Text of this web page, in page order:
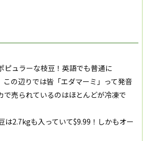
ピュラーな枝豆！英語でも普通に
この辺りでは皆「エダマーミ」って発音
で売られているのはほとんどが冷凍で
は2.7kgも入っていて$9.99！しかもオー